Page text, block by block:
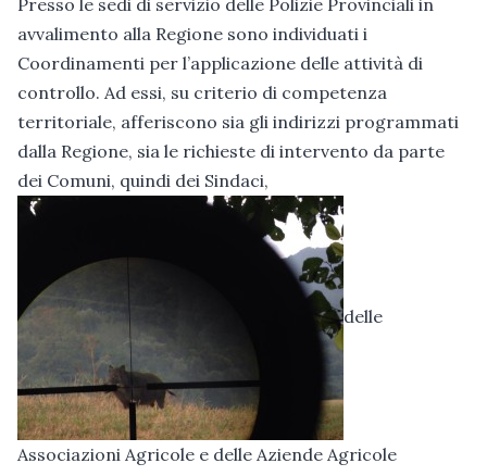
Presso le sedi di servizio delle Polizie Provinciali in
avvalimento alla Regione sono individuati i
Coordinamenti per l’applicazione delle attività di
controllo. Ad essi, su criterio di competenza
territoriale, afferiscono sia gli indirizzi programmati
dalla Regione, sia le richieste di intervento da parte
dei Comuni, quindi dei Sindaci,
delle
Associazioni Agricole e delle Aziende Agricole